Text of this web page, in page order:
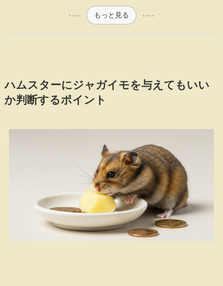
もっと見る
ハムスターにジャガイモを与えてもいい
か判断するポイント